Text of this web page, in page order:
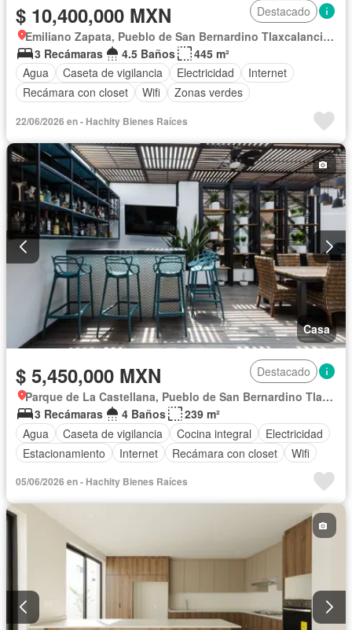
$ 10,400,000 MXN
Destacado
Emiliano Zapata, Pueblo de San Bernardino Tlaxcalancingo
3 Recámaras
4.5 Baños
445 m²
Agua
Caseta de vigilancia Electricidad
Internet
Recámara con closet
Wifi Zonas verdes
22/06/2026 en - Hachity Bienes Raíces
Casa
$ 5,450,000 MXN
Destacado
Parque de La Castellana, Pueblo de San Bernardino Tlaxcalancingo
3 Recámaras
4 Baños
239 m²
Agua
Caseta de vigilancia Cocina integral
Electricidad
Estacionamiento
Internet Recámara con closet Wifi
05/06/2026 en - Hachity Bienes Raíces